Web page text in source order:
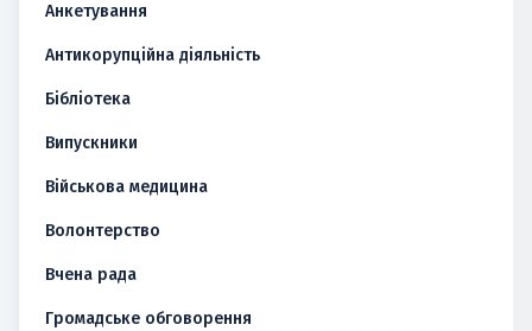
Анкетування
Антикорупційна діяльність
Бібліотека
Випускники
Військова медицина
Волонтерство
Вчена рада
Громадське обговорення